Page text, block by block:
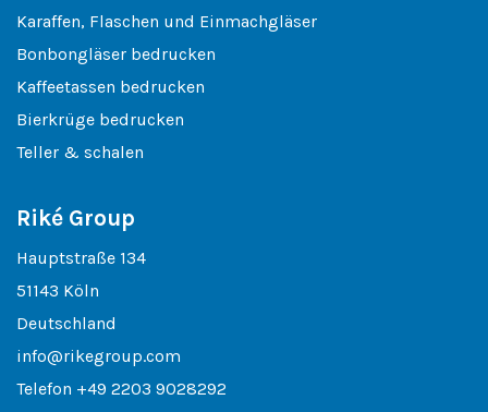
Karaffen, Flaschen und Einmachgläser
Bonbongläser bedrucken
Kaffeetassen bedrucken
Bierkrüge bedrucken
Teller & schalen
Riké Group
Hauptstraße 134
51143 Köln
Deutschland
info@rikegroup.com
Telefon +49 2203 9028292